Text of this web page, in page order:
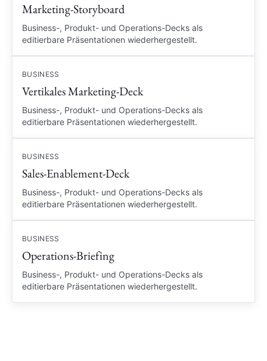
Marketing-Storyboard
Business-, Produkt- und Operations-Decks als
editierbare Präsentationen wiederhergestellt.
BUSINESS
Vertikales Marketing-Deck
Business-, Produkt- und Operations-Decks als
editierbare Präsentationen wiederhergestellt.
BUSINESS
Sales-Enablement-Deck
Business-, Produkt- und Operations-Decks als
editierbare Präsentationen wiederhergestellt.
BUSINESS
Operations-Briefing
Business-, Produkt- und Operations-Decks als
editierbare Präsentationen wiederhergestellt.